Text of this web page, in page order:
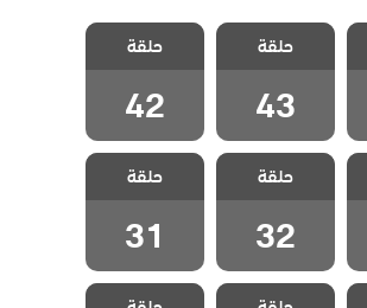
مسلسل القروية
الجميلة الحلقة
43
حلقة
43
مسلسل القروية
الجميلة الحلقة
42
حلقة
42
مسلسل القروية
الجميلة الحلقة
32
حلقة
32
مسلسل القروية
الجميلة الحلقة
31
حلقة
31
مسلسل القروية مسلسل القروية